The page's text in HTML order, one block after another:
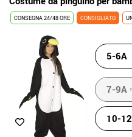
CONSEGNA 24/48 ORE CONSIGLIATO
5-6A
7-9A
10-